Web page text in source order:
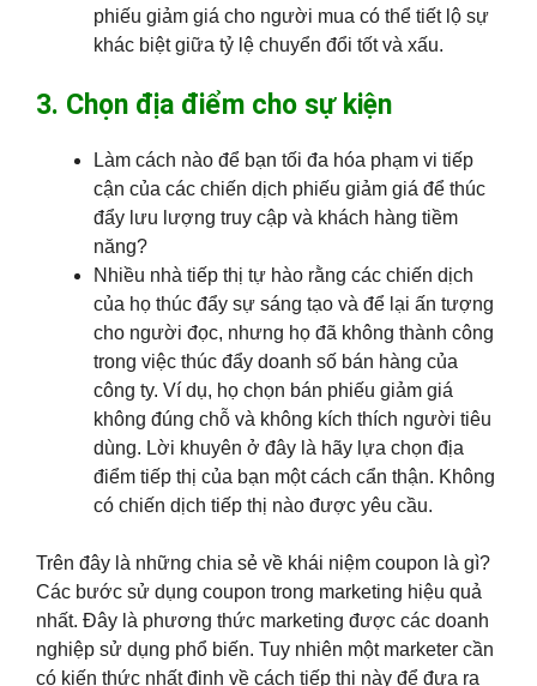
phiếu giảm giá cho người mua có thể tiết lộ sự
khác biệt giữa tỷ lệ chuyển đổi tốt và xấu.
3. Chọn địa điểm cho sự kiện
Làm cách nào để bạn tối đa hóa phạm vi tiếp
cận của các chiến dịch phiếu giảm giá để thúc
đẩy lưu lượng truy cập và khách hàng tiềm
năng?
Nhiều nhà tiếp thị tự hào rằng các chiến dịch
của họ thúc đẩy sự sáng tạo và để lại ấn tượng
cho người đọc, nhưng họ đã không thành công
trong việc thúc đẩy doanh số bán hàng của
công ty. Ví dụ, họ chọn bán phiếu giảm giá
không đúng chỗ và không kích thích người tiêu
dùng. Lời khuyên ở đây là hãy lựa chọn địa
điểm tiếp thị của bạn một cách cẩn thận. Không
có chiến dịch tiếp thị nào được yêu cầu.
Trên đây là những chia sẻ về khái niệm coupon là gì?
Các bước sử dụng coupon trong marketing hiệu quả
nhất. Đây là phương thức marketing được các doanh
nghiệp sử dụng phổ biến. Tuy nhiên một marketer cần
có kiến thức nhất định về cách tiếp thị này để đưa ra